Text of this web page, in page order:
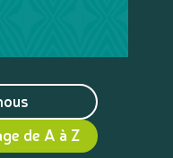
de A à Z